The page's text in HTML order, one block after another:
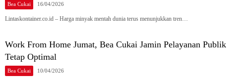
Bea Cukai 16/04/2026
Lintaskontainer.co.id – Harga minyak mentah dunia terus menunjukkan tren…
Work From Home Jumat, Bea Cukai Jamin Pelayanan Publik
Tetap Optimal
Bea Cukai 10/04/2026